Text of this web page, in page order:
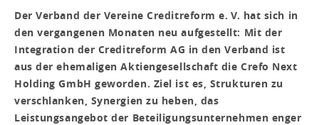
Der Verband der Vereine Creditreform e. V. hat sich in
den vergangenen Monaten neu aufgestellt: Mit der
Integration der Creditreform AG in den Verband ist
aus der ehemaligen Aktiengesellschaft die Crefo Next
Holding GmbH geworden. Ziel ist es, Strukturen zu
verschlanken, Synergien zu heben, das
Leistungsangebot der Beteiligungsunternehmen enger